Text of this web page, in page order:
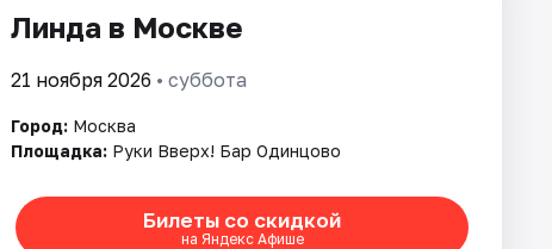
Линда в Москве
21 ноября 2026 • суббота
Город: Москва
Площадка: Руки Вверх! Бар Одинцово
Билеты со скидкой
на Яндекс Афише